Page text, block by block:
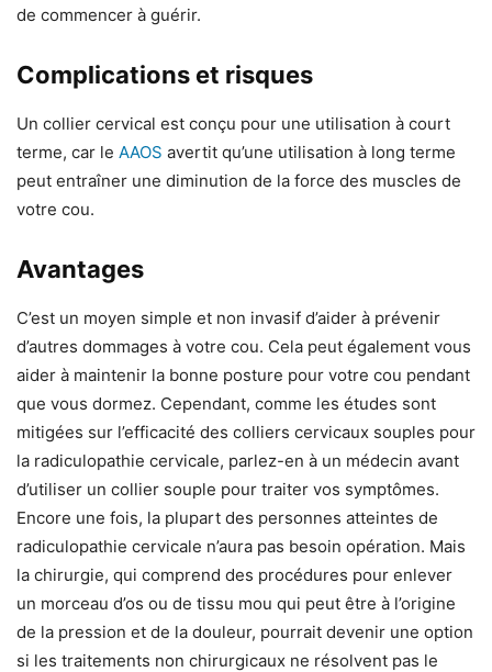
de commencer à guérir.
Complications et risques
Un collier cervical est conçu pour une utilisation à court
terme, car le AAOS avertit qu’une utilisation à long terme
peut entraîner une diminution de la force des muscles de
votre cou.
Avantages
C’est un moyen simple et non invasif d’aider à prévenir
d’autres dommages à votre cou. Cela peut également vous
aider à maintenir la bonne posture pour votre cou pendant
que vous dormez. Cependant, comme les études sont
mitigées sur l’efficacité des colliers cervicaux souples pour
la radiculopathie cervicale, parlez-en à un médecin avant
d’utiliser un collier souple pour traiter vos symptômes.
Encore une fois, la plupart des personnes atteintes de
radiculopathie cervicale n’aura pas besoin opération. Mais
la chirurgie, qui comprend des procédures pour enlever
un morceau d’os ou de tissu mou qui peut être à l’origine
de la pression et de la douleur, pourrait devenir une option
si les traitements non chirurgicaux ne résolvent pas le